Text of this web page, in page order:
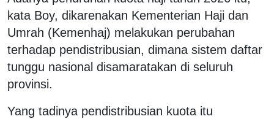
kata Boy, dikarenakan Kementerian Haji dan
Umrah (Kemenhaj) melakukan perubahan
terhadap pendistribusian, dimana sistem daftar
tunggu nasional disamaratakan di seluruh
provinsi.
Yang tadinya pendistribusian kuota itu